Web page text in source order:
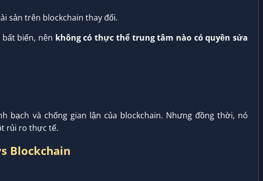
sản trên blockchain thay đổi.
biến, nên không có thực thể trung tâm nào có quyền sửa
bạch và chống gian lận của blockchain. Nhưng đồng thời, nó
rủi ro thực tế.
Blockchain